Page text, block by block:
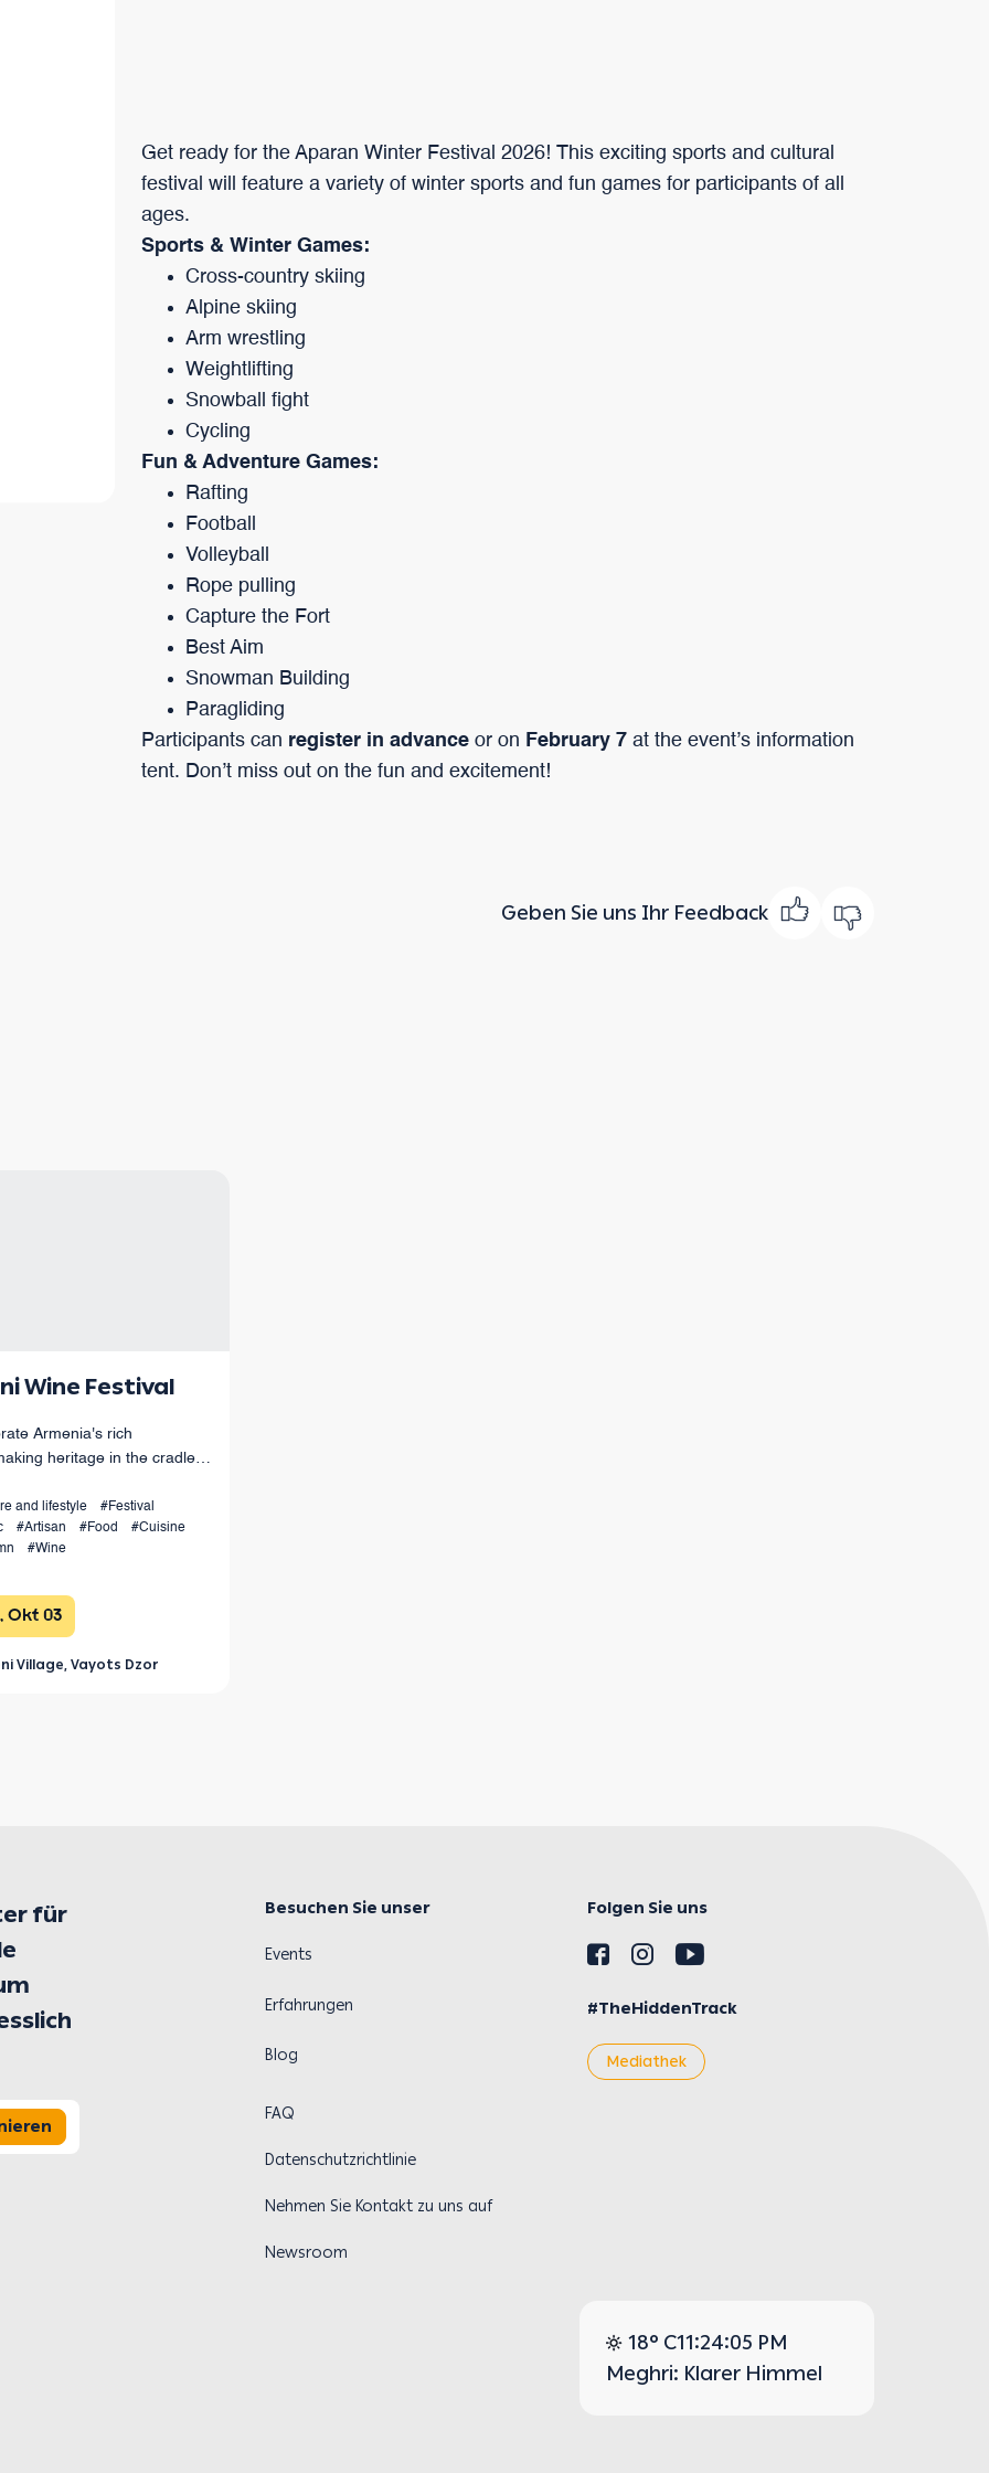
Get ready for the Aparan Winter Festival 2026! This exciting sports and cultural
festival will feature a variety of winter sports and fun games for participants of all
ages.
Sports & Winter Games:
Cross-country skiing
Alpine skiing
Arm wrestling
Weightlifting
Snowball fight
Cycling
Fun & Adventure Games:
Rafting
Football
Volleyball
Rope pulling
Capture the Fort
Best Aim
Snowman Building
Paragliding
Participants can register in advance or on February 7 at the event’s information
tent. Don’t miss out on the fun and excitement!
Geben Sie uns Ihr Feedback
Wine Festival
Armenia's rich
heritage in the cradle
and lifestyle
#Festival
#Artisan #Food
#Cuisine
#Wine
Okt 03
Village, Vayots Dzor
für
Besuchen Sie unser Folgen Sie uns
Events
Erfahrungen #TheHiddenTrack
Blog Mediathek
FAQ
Datenschutzrichtlinie
Nehmen Sie Kontakt zu uns auf
Newsroom
18° C11:24:06 PM
Meghri: Klarer Himmel